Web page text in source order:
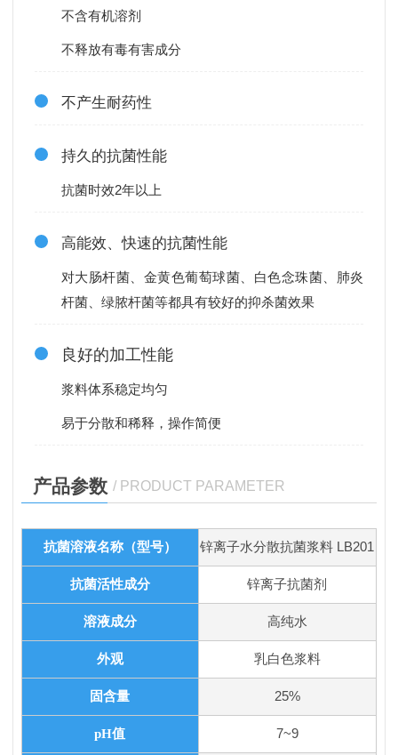
不含有机溶剂
不释放有毒有害成分
不产生耐药性
持久的抗菌性能
抗菌时效2年以上
高能效、快速的抗菌性能
对大肠杆菌、金黄色葡萄球菌、白色念珠菌、肺炎
杆菌、绿脓杆菌等都具有较好的抑杀菌效果
良好的加工性能
浆料体系稳定均匀
易于分散和稀释，操作简便
产品参数 / PRODUCT PARAMETER
抗菌溶液名称（型号） 锌离子水分散抗菌浆料 LB201
抗菌活性成分 锌离子抗菌剂
溶液成分 高纯水
外观 乳白色浆料
固含量 25%
pH值 7~9